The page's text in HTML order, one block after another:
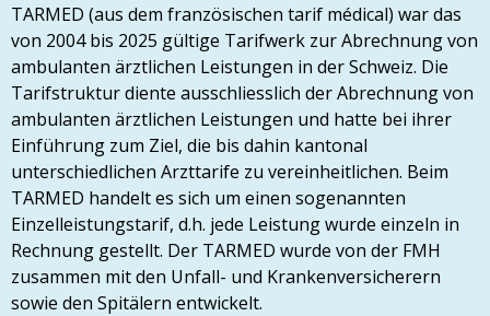
TARMED (aus dem französischen tarif médical) war das
von 2004 bis 2025 gültige Tarifwerk zur Abrechnung von
ambulanten ärztlichen Leistungen in der Schweiz. Die
Tarifstruktur diente ausschliesslich der Abrechnung von
ambulanten ärztlichen Leistungen und hatte bei ihrer
Einführung zum Ziel, die bis dahin kantonal
unterschiedlichen Arzttarife zu vereinheitlichen. Beim
TARMED handelt es sich um einen sogenannten
Einzelleistungstarif, d.h. jede Leistung wurde einzeln in
Rechnung gestellt. Der TARMED wurde von der FMH
zusammen mit den Unfall- und Krankenversicherern
sowie den Spitälern entwickelt.